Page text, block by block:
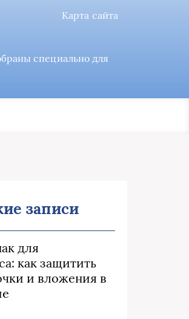
Карта сайта
специально для
записи
для
как защитить
и вложения в